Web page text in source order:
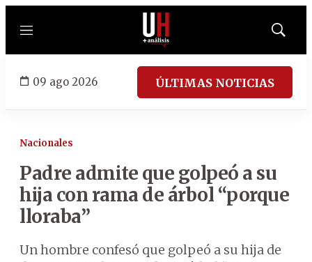
Menú
Mostrar
09 ago 2026 ÚLTIMAS NOTICIAS
Nacionales
Padre admite que golpeó a su
hija con rama de árbol “porque
lloraba”
Un hombre confesó que golpeó a su hija de